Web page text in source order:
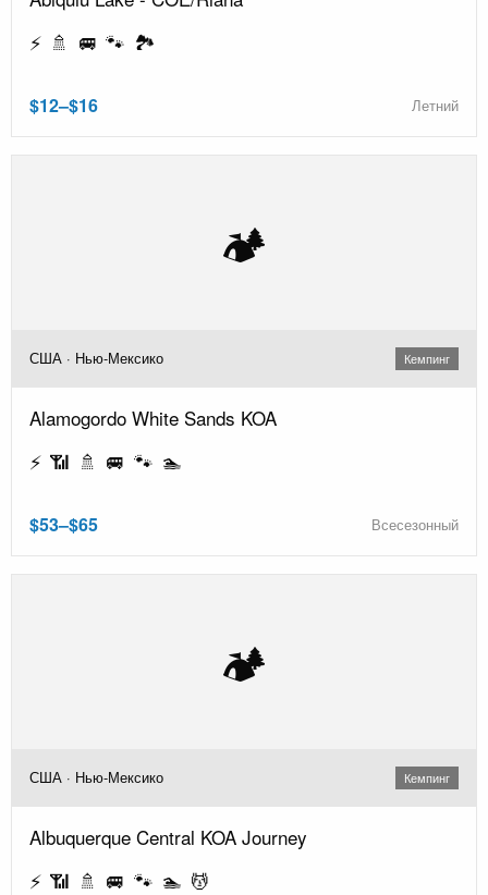
⚡ 🚿 🚐 🐾 🏞️
$12–$16 Летний
🏕️
США · Нью-Мексико Кемпинг
Alamogordo White Sands KOA
⚡ 📶 🚿 🚐 🐾 🏊
$53–$65 Всесезонный
🏕️
США · Нью-Мексико Кемпинг
Albuquerque Central KOA Journey
⚡ 📶 🚿 🚐 🐾 🏊 💆